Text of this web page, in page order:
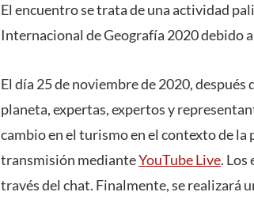
El encuentro se trata de una actividad
Internacional de Geografía 2020 debido
El día 25 de noviembre de 2020,
planeta, expertas, expertos y
cambio en el turismo en el contexto de
transmisión medianteYouTube Live.
través del chat. Finalmente, se realizará